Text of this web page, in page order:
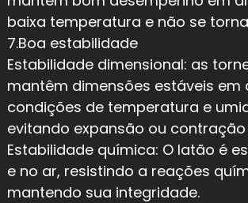
baixa temperatura e não se
7.Boa estabilidade
Estabilidade dimensional: as
mantêm dimensões estáveis ​​em
condições de temperatura e
evitando expansão ou
Estabilidade química: O latão é
e no ar, resistindo a reações
mantendo sua integridade.